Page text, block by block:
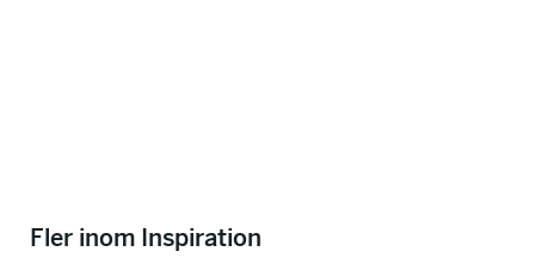
Fler inom Inspiration